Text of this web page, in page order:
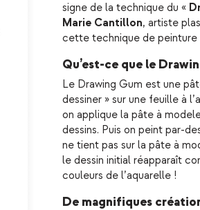
signe de la technique du «
Marie Cantillon, artiste
cette technique de peinture
Qu’est-ce que le
Le Drawing Gum est une
dessiner » sur une feuille à
on applique la pâte à
dessins. Puis on peint par-
ne tient pas sur la pâte à
le dessin initial réapparaît
couleurs de l’aquarelle !
De magnifiques